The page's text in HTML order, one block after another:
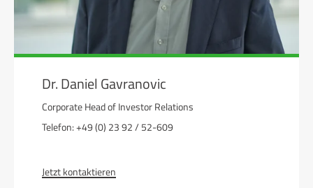
Dr. Daniel Gavranovic
Corporate Head of Investor Relations
Telefon: +49 (0) 23 92 / 52-609
Jetzt kontaktieren